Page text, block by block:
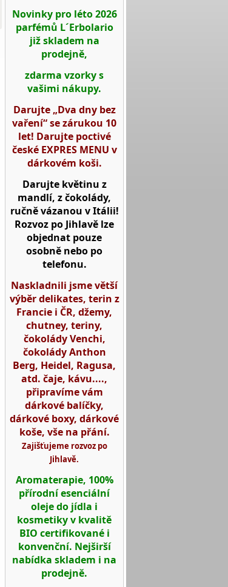
Novinky pro léto 2026
parfémů L´Erbolario
již skladem na
prodejně,
zdarma vzorky s
vašimi nákupy.
Darujte „Dva dny bez
vaření“ se zárukou 10
let! Darujte poctivé
české EXPRES MENU v
dárkovém koši.
Darujte květinu z
mandlí, z čokolády,
ručně vázanou v Itálii!
Rozvoz po Jihlavě lze
objednat pouze
osobně nebo po
telefonu.
Naskladnili jsme větší
výběr delikates, terin z
Francie i ČR, džemy,
chutney, teriny,
čokolády Venchi,
čokolády Anthon
Berg, Heidel, Ragusa,
atd. čaje, kávu....,
připravíme vám
dárkové balíčky,
dárkové boxy, dárkové
koše, vše na přání.
Zajišťujeme rozvoz po
Jihlavě.
Aromaterapie, 100%
přírodní esenciální
oleje do jídla i
kosmetiky v kvalitě
BIO certifikované i
konvenční. Nejširší
nabídka skladem i na
prodejně.